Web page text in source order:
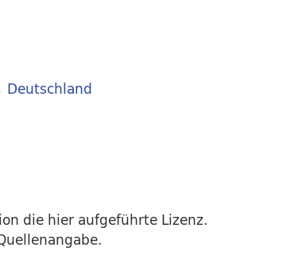
Deutschland
die hier aufgeführte Lizenz.